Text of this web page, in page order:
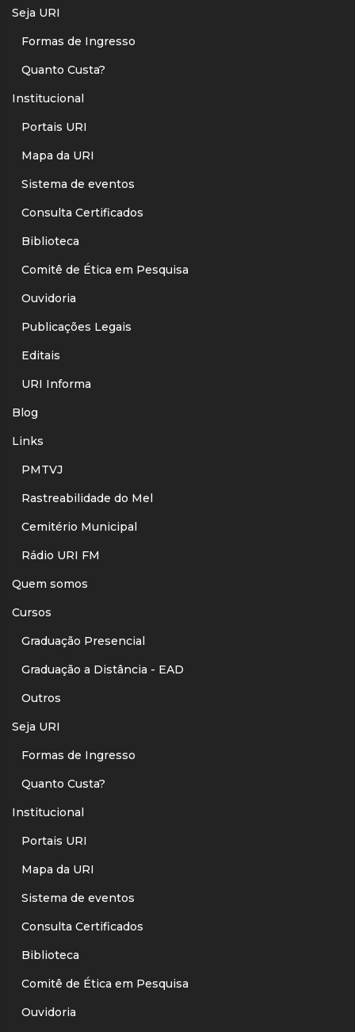
Seja URI
Formas de Ingresso
Quanto Custa?
Institucional
Portais URI
Mapa da URI
Sistema de eventos
Consulta Certificados
Biblioteca
Comitê de Ética em Pesquisa
Ouvidoria
Publicações Legais
Editais
URI Informa
Blog
Links
PMTVJ
Rastreabilidade do Mel
Cemitério Municipal
Rádio URI FM
Quem somos
Cursos
Graduação Presencial
Graduação a Distância - EAD
Outros
Seja URI
Formas de Ingresso
Quanto Custa?
Institucional
Portais URI
Mapa da URI
Sistema de eventos
Consulta Certificados
Biblioteca
Comitê de Ética em Pesquisa
Ouvidoria